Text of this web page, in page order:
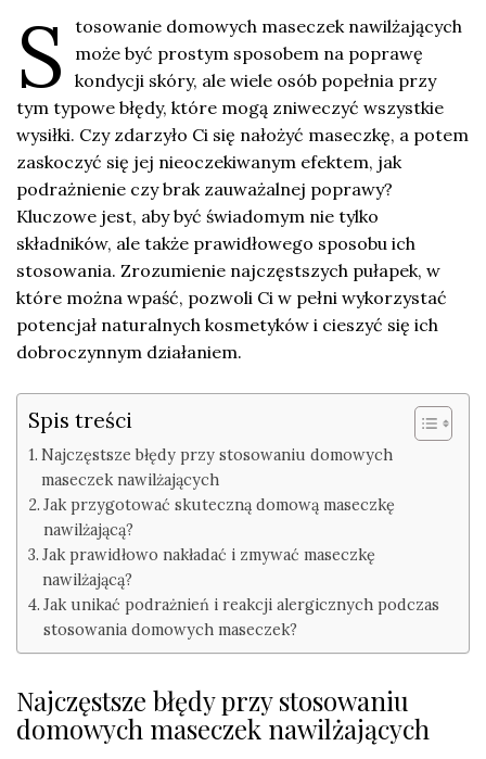
S
tosowanie domowych maseczek nawilżających
może być prostym sposobem na poprawę
kondycji skóry, ale wiele osób popełnia przy
tym typowe błędy, które mogą zniweczyć wszystkie
wysiłki. Czy zdarzyło Ci się nałożyć maseczkę, a potem
zaskoczyć się jej nieoczekiwanym efektem, jak
podrażnienie czy brak zauważalnej poprawy?
Kluczowe jest, aby być świadomym nie tylko
składników, ale także prawidłowego sposobu ich
stosowania. Zrozumienie najczęstszych pułapek, w
które można wpaść, pozwoli Ci w pełni wykorzystać
potencjał naturalnych kosmetyków i cieszyć się ich
dobroczynnym działaniem.
Spis treści
Najczęstsze błędy przy stosowaniu domowych
maseczek nawilżających
Jak przygotować skuteczną domową maseczkę
nawilżającą?
Jak prawidłowo nakładać i zmywać maseczkę
nawilżającą?
Jak unikać podrażnień i reakcji alergicznych podczas
stosowania domowych maseczek?
Najczęstsze błędy przy stosowaniu
domowych maseczek nawilżających